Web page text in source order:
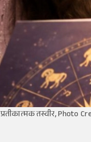
प्रतीकात्मक तस्वीर, Photo